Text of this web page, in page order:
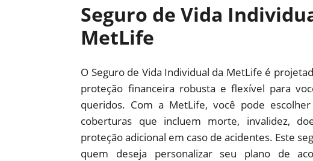
Seguro de Vida
MetLife
O Seguro de Vida Individual da MetLife é
proteção financeira robusta e flexível para
queridos. Com a MetLife, você pode
coberturas que incluem morte, invalidez,
proteção adicional em caso de acidentes. Este
quem deseja personalizar seu plano de